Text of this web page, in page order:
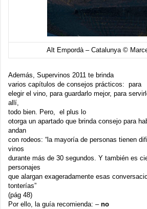
Alt Empordà – Catalunya ©
Además, Supervinos 2011 te brinda
varios capítulos de consejos prácticos: para
elegir el vino, para guardarlo mejor, para
allí,
todo bien. Pero, el plus lo
otorga un apartado que brinda consejo para
andan
con rodeos: “la mayoría de personas tienen
vinos
durante más de 30 segundos. Y también es
personajes
que alargan exageradamente esas
tonterías”
(pág 48)
Por ello, la guía recomienda: – no